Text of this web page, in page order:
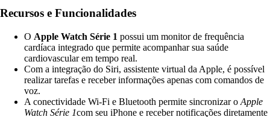
Recursos e Funcionalidades
O Apple Watch Série 1 possui um monitor de frequência
cardíaca integrado que permite acompanhar sua saúde
cardiovascular em tempo real.
Com a integração do Siri, assistente virtual da Apple, é possível
realizar tarefas e receber informações apenas com comandos de
voz.
A conectividade Wi-Fi e Bluetooth permite sincronizar o Apple
Watch Série 1com seu iPhone e receber notificações diretamente